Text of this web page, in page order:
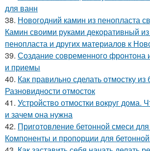
для ванн
38. Новогодний камин из пенопласта
Камин своими руками декоративный из
пенопласта и других материалов к
39. Создание современного фронтона
и приемы
40. Как правильно сделать отмостку из
Разновидности отмосток
41. Устройство отмостки вокруг дома.
и зачем она нужна
42. Приготовление бетонной смеси для
Компоненты и пропорции для